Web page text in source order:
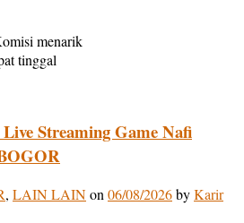
menarik
tinggal
Streaming Game Nafi
, LAIN LAINon 06/08/2026byKarir